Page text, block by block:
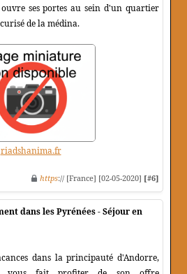
ses portes au sein d'un quartier
de la médina.
riadshanima.fr
https:// [France] [02-05-2020] [#6]
dans les Pyrénées - Séjour en
dans la principauté d'Andorre,